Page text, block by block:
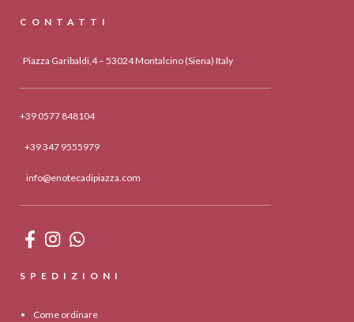
CONTATTI
Piazza Garibaldi,4 – 53024 Montalcino (Siena) Italy
+39 0577 848104
+39 347 9555979
info@enotecadipiazza.com
SPEDIZIONI
Come ordinare